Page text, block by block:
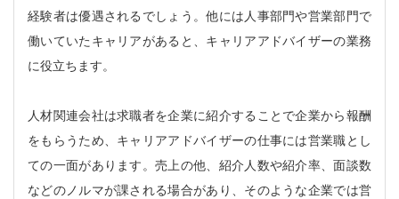
経験者は優遇されるでしょう。他には人事部門や営業部門で
働いていたキャリアがあると、キャリアアドバイザーの業務
に役立ちます。
人材関連会社は求職者を企業に紹介することで企業から報酬
をもらうため、キャリアアドバイザーの仕事には営業職とし
ての一面があります。売上の他、紹介人数や紹介率、面談数
などのノルマが課される場合があり、そのような企業では営